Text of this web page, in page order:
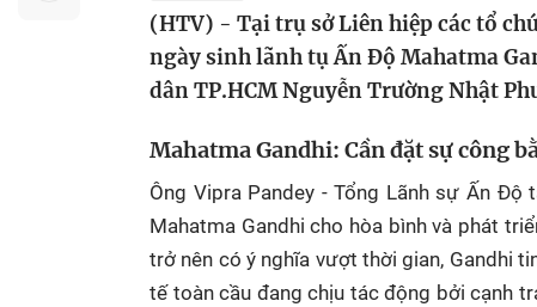
Không gian văn hóa
Hồ Chí Minh
Thành
ngủ
Bé xem gì
Mái ấm gia
Việt
Các show
(HTV) - Tại trụ sở Liên hiệp các tổ
ngày sinh lãnh tụ Ấn Độ Mahatma
dân TP.HCM Nguyễn Trường Nhật
Mahatma Gandhi: Cần đặt sự công
Ông Vipra Pandey - Tổng Lãnh sự Ấn
Mahatma Gandhi cho hòa bình và phát
trở nên có ý nghĩa vượt thời gian, Gandhi
tế toàn cầu đang chịu tác động bởi cạnh